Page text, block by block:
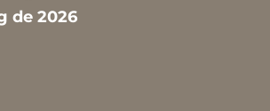
de 2026